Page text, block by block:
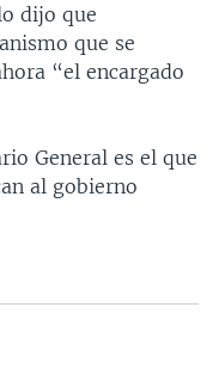
dijo que
que se
“el encargado
General es el que
al gobierno